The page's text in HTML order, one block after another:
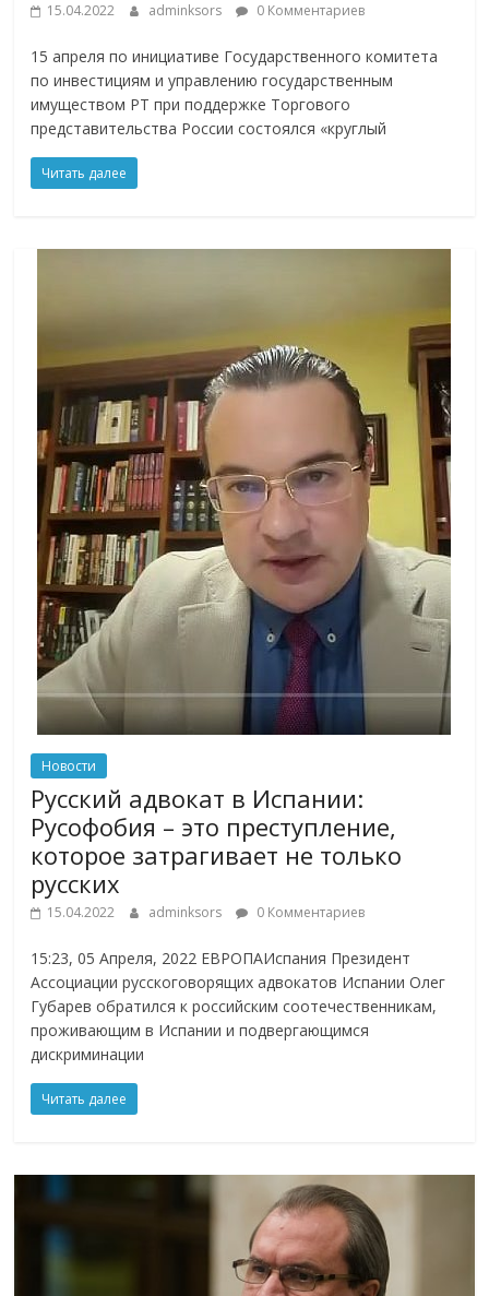
15.04.2022 adminksors 0 Комментариев
15 апреля по инициативе Государственного комитета
по инвестициям и управлению государственным
имуществом РТ при поддержке Торгового
представительства России состоялся «круглый
Читать далее
Новости
Русский адвокат в Испании:
Русофобия – это преступление,
которое затрагивает не только
русских
15.04.2022 adminksors 0 Комментариев
15:23, 05 Апреля, 2022 ЕВРОПАИспания Президент
Ассоциации русскоговорящих адвокатов Испании Олег
Губарев обратился к российским соотечественникам,
проживающим в Испании и подвергающимся
дискриминации
Читать далее